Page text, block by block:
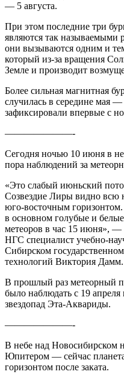
— 5 августа.
При этом последние три
являются так называемыми
они вызываются одним и
который из-за вращения
Земле и производит
Более сильная магнитная
случилась в середине мая
зафиксировали впервые с
———————-
Сегодня ночью 10 июня в
пора наблюдений за
«Это слабый июньский
Созвездие Лиры видно всю
юго-восточным
в основном голубые и
метеоров в час 15 июня», —
НГС специалист учебно-
Сибирском
технологий Виктория Дамм.
В прошлый раз метеорный
было наблюдать с 19
звездопад Эта-Аквариды.
———————-
В небе над Новосибирском
Юпитером — сейчас планета
горизонтом после заката.